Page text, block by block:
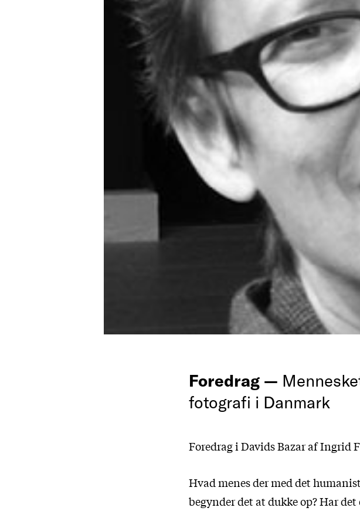
Foredrag —
fotografi i Danmark
Foredrag i Davids Bazar af Ingrid
Hvad menes der med det
begynder det at dukke op? Har